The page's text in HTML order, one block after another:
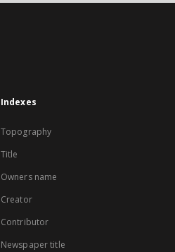
Indexes
Topography
Title
Owners name
Creator
Contributor
Newspaper title